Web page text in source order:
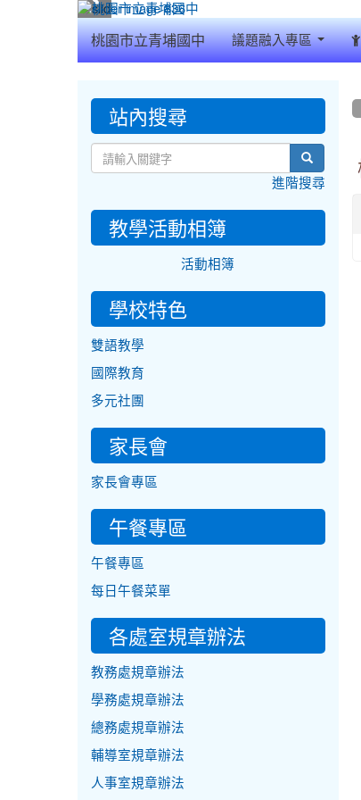
桃園市立青埔國中 議題融入專區
::: 站內搜尋
search
進階搜尋
教學活動相簿
活動相簿
學校特色
雙語教學
國際教育
多元社團
家長會
家長會專區
午餐專區
午餐專區
每日午餐菜單
各處室規章辦法
教務處規章辦法
學務處規章辦法
總務處規章辦法
輔導室規章辦法
人事室規章辦法